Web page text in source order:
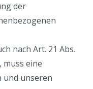
der
nach Art. 21 Abs.
muss eine
und unseren